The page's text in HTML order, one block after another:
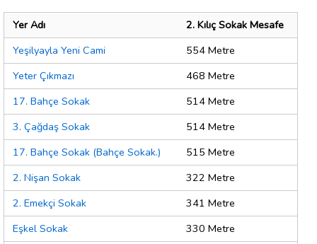
Yer Adı
2. Kılıç Sokak Mesafe
Yeşilyayla Yeni Cami
554 Metre
Yeter Çıkmazı
468 Metre
17. Bahçe Sokak
514 Metre
3. Çağdaş Sokak
514 Metre
17. Bahçe Sokak (Bahçe Sokak.)
515 Metre
2. Nişan Sokak
322 Metre
2. Emekçi Sokak
341 Metre
Eşkel Sokak
330 Metre